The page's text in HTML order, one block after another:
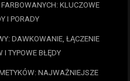
KLUCZOWE
I PORADY
DAWKOWANIE, ŁĄCZENIE
I TYPOWE BŁĘDY
NAJWAŻNIEJSZE